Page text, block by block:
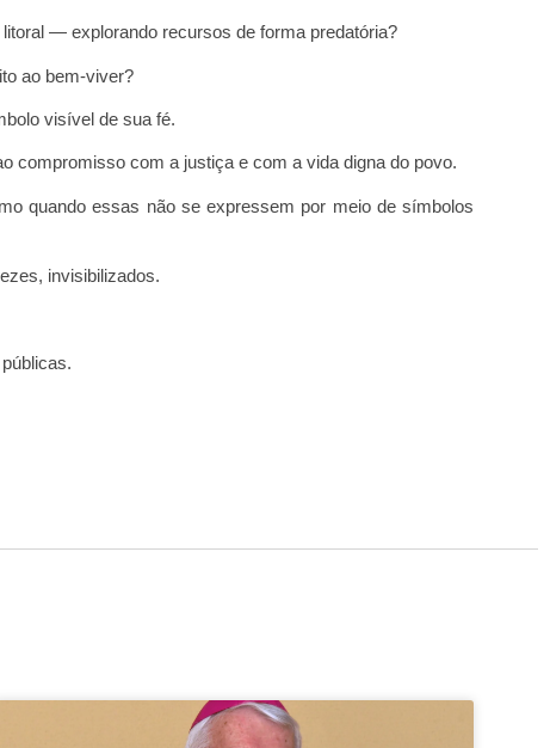
— explorando recursos de forma predatória?
ao bem-viver?
visível de sua fé.
compromisso com a justiça e com a vida digna do povo.
quando essas não se expressem por meio de símbolos
invisibilizados.